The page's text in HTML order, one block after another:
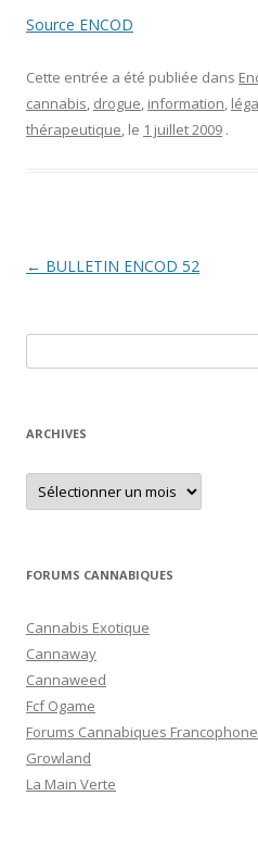
Source ENCOD
Cette entrée a été publiée dans
cannabis, drogue, information,
thérapeutique, le 1 juillet 2009 .
Navigation
← BULLETIN ENCOD 52
ARCHIVES
Archives
FORUMS CANNABIQUES
Cannabis Exotique
Cannaway
Cannaweed
Fcf Ogame
Forums Cannabiques
Growland
La Main Verte